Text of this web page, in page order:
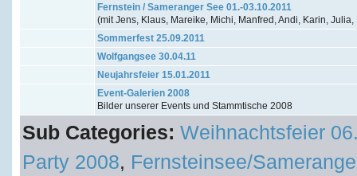
Fernstein / Sameranger See 01.-03.10.2011
(mit Jens, Klaus, Mareike, Michi, Manfred, Andi, Karin,
Sommerfest 25.09.2011
Wolfgangsee 30.04.11
Neujahrsfeier 15.01.2011
Event-Galerien 2008
Bilder unserer Events und Stammtische 2008
Sub Categories: Weihnachtsfeier
Party 2008, Fernsteinsee/